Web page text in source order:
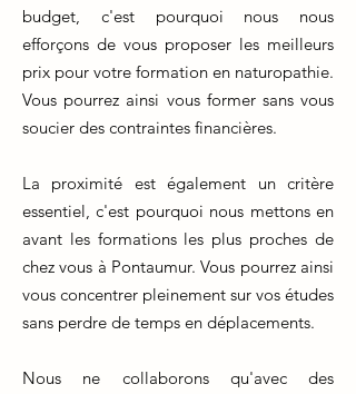
budget, c'est pourquoi nous nous
efforçons de vous proposer les meilleurs
prix pour votre formation en naturopathie.
Vous pourrez ainsi vous former sans vous
soucier des contraintes financières.
La proximité est également un critère
essentiel, c'est pourquoi nous mettons en
avant les formations les plus proches de
chez vous à Pontaumur. Vous pourrez ainsi
vous concentrer pleinement sur vos études
sans perdre de temps en déplacements.
Nous ne collaborons qu'avec des